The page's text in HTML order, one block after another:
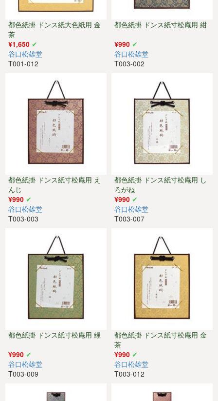
都色紙掛 ドンス紙大色紙用 金
茶
¥1,650
谷口松雄堂
T001-012
都色紙掛 ドンス紙寸松庵用 紺
¥990
谷口松雄堂
T003-002
都色紙掛 ドンス紙寸松庵用 え
んじ
¥990
谷口松雄堂
T003-003
都色紙掛 ドンス紙寸松庵用 し
ろがね
¥990
谷口松雄堂
T003-007
都色紙掛 ドンス紙寸松庵用 緑
¥990
谷口松雄堂
T003-009
都色紙掛 ドンス紙寸松庵用 金
茶
¥990
谷口松雄堂
T003-012